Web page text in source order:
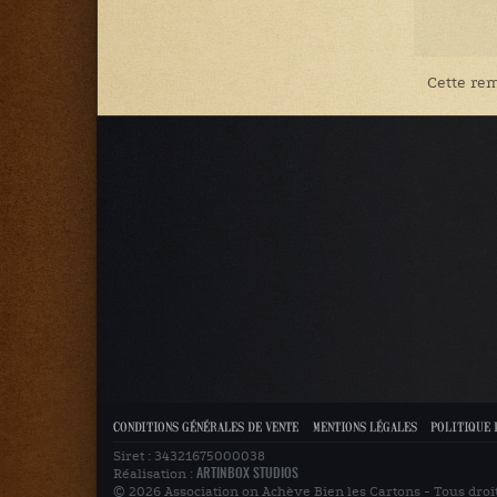
Cette
CONDITIONS GÉNÉRALES DE VENTE MENTIONS LÉGALES POLITIQUE
Siret : 34321675000038
Réalisation : ARTINBOX STUDIOS
© 2026 Association on Achève Bien les Cartons - Tous